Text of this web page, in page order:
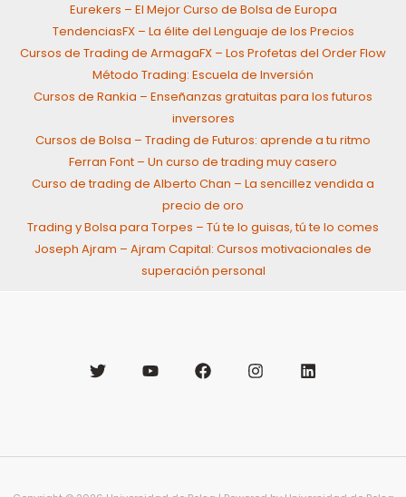
Eurekers – El Mejor Curso de Bolsa de Europa
TendenciasFX – La élite del Lenguaje de los Precios
Cursos de Trading de ArmagaFX – Los Profetas del Order Flow
Método Trading: Escuela de Inversión
Cursos de Rankia – Enseñanzas gratuitas para los futuros
inversores
Cursos de Bolsa – Trading de Futuros: aprende a tu ritmo
Ferran Font – Un curso de trading muy casero
Curso de trading de Alberto Chan – La sencillez vendida a
precio de oro
Trading y Bolsa para Torpes – Tú te lo guisas, tú te lo comes
Joseph Ajram – Ajram Capital: Cursos motivacionales de
superación personal